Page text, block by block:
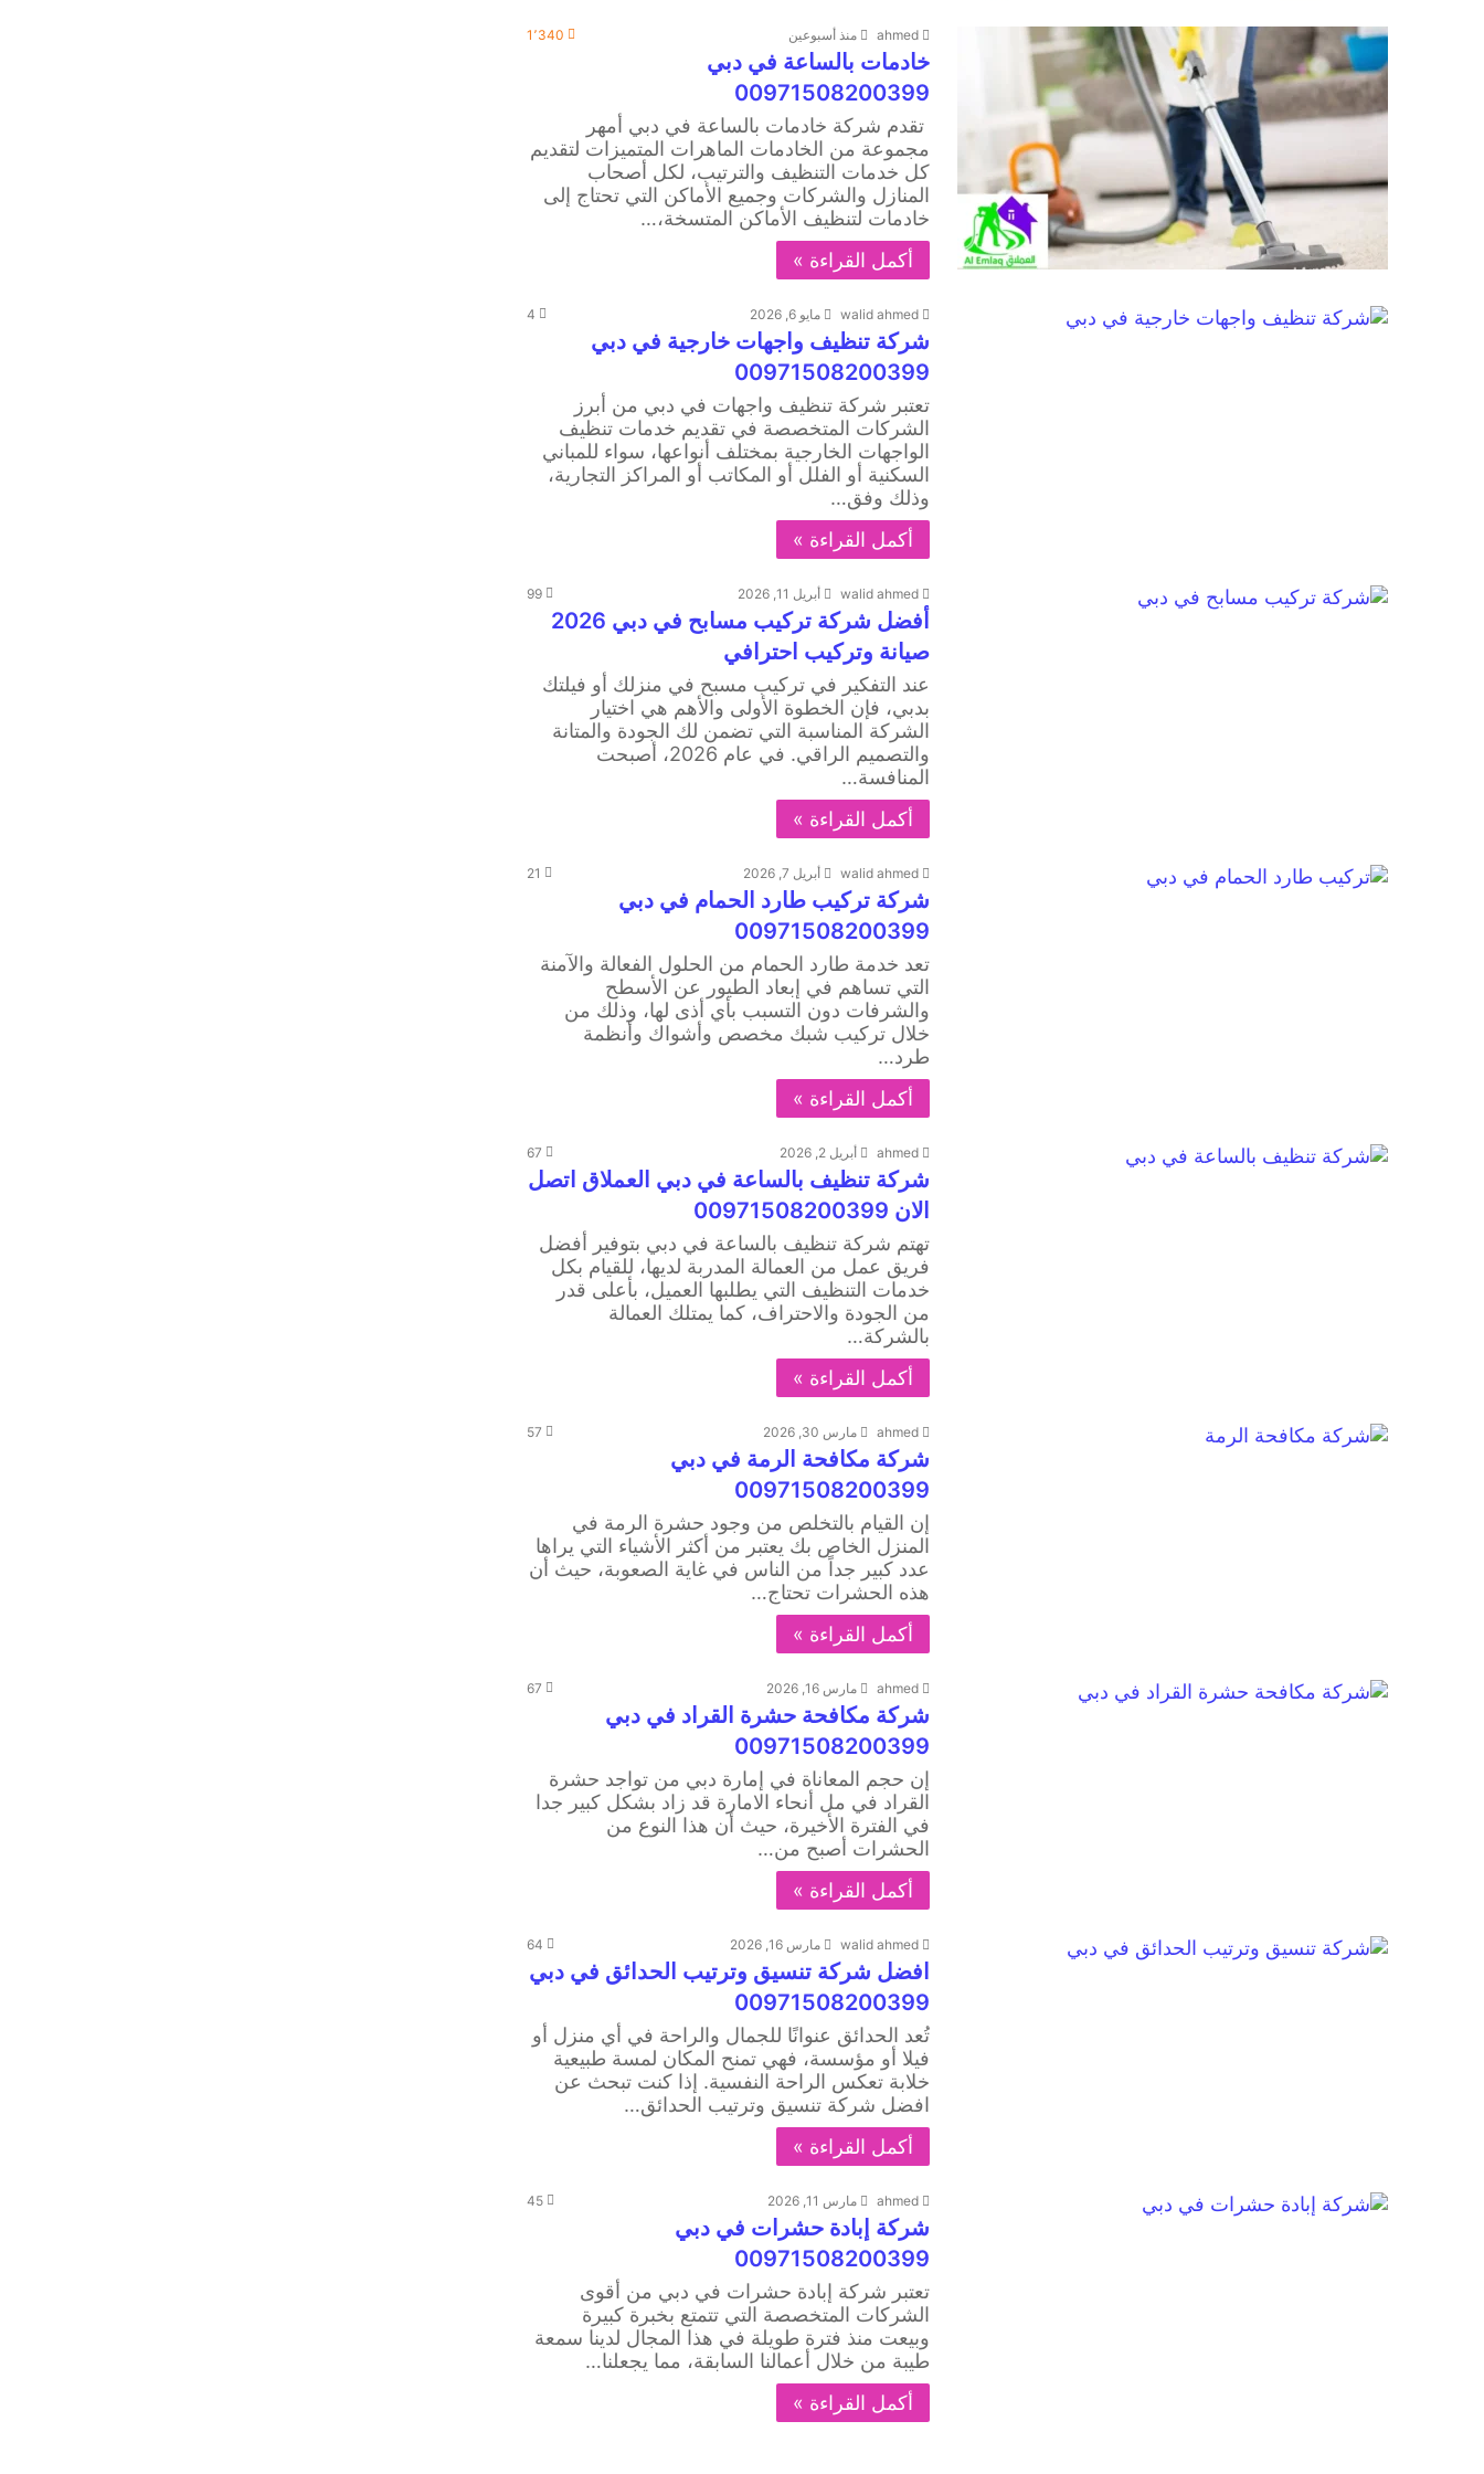
ahmed منذ أسبوعين 1٬340
خادمات بالساعة في دبي
00971508200399
تقدم شركة خادمات بالساعة في دبي أمهر
مجموعة من الخادمات الماهرات المتميزات لتقديم
كل خدمات التنظيف والترتيب، لكل أصحاب
المنازل والشركات وجميع الأماكن التي تحتاج إلى
خادمات لتنظيف الأماكن المتسخة،…
أكمل القراءة »
walid ahmed مايو 6, 2026 4
شركة تنظيف واجهات خارجية في دبي
00971508200399
تعتبر شركة تنظيف واجهات في دبي من أبرز
الشركات المتخصصة في تقديم خدمات تنظيف
الواجهات الخارجية بمختلف أنواعها، سواء للمباني
السكنية أو الفلل أو المكاتب أو المراكز التجارية،
وذلك وفق…
أكمل القراءة »
walid ahmed أبريل 11, 2026 99
أفضل شركة تركيب مسابح في دبي 2026
صيانة وتركيب احترافي
عند التفكير في تركيب مسبح في منزلك أو فيلتك
بدبي، فإن الخطوة الأولى والأهم هي اختيار
الشركة المناسبة التي تضمن لك الجودة والمتانة
والتصميم الراقي. في عام 2026، أصبحت
المنافسة…
أكمل القراءة »
walid ahmed أبريل 7, 2026 21
شركة تركيب طارد الحمام في دبي
00971508200399
تعد خدمة طارد الحمام من الحلول الفعالة والآمنة
التي تساهم في إبعاد الطيور عن الأسطح
والشرفات دون التسبب بأي أذى لها، وذلك من
خلال تركيب شبك مخصص وأشواك وأنظمة
طرد…
أكمل القراءة »
ahmed أبريل 2, 2026 67
شركة تنظيف بالساعة في دبي العملاق اتصل
الان 00971508200399
تهتم شركة تنظيف بالساعة في دبي بتوفير أفضل
فريق عمل من العمالة المدربة لديها، للقيام بكل
خدمات التنظيف التي يطلبها العميل، بأعلى قدر
من الجودة والاحتراف، كما يمتلك العمالة
بالشركة…
أكمل القراءة »
ahmed مارس 30, 2026 57
شركة مكافحة الرمة في دبي
00971508200399
إن القيام بالتخلص من وجود حشرة الرمة في
المنزل الخاص بك يعتبر من أكثر الأشياء التي يراها
عدد كبير جداً من الناس في غاية الصعوبة، حيث أن
هذه الحشرات تحتاج…
أكمل القراءة »
ahmed مارس 16, 2026 67
شركة مكافحة حشرة القراد في دبي
00971508200399
إن حجم المعاناة في إمارة دبي من تواجد حشرة
القراد في مل أنحاء الامارة قد زاد بشكل كبير جدا
في الفترة الأخيرة، حيث أن هذا النوع من
الحشرات أصبح من…
أكمل القراءة »
walid ahmed مارس 16, 2026 64
افضل شركة تنسيق وترتيب الحدائق في دبي
00971508200399
تُعد الحدائق عنوانًا للجمال والراحة في أي منزل أو
فيلا أو مؤسسة، فهي تمنح المكان لمسة طبيعية
خلابة تعكس الراحة النفسية. إذا كنت تبحث عن
افضل شركة تنسيق وترتيب الحدائق…
أكمل القراءة »
ahmed مارس 11, 2026 45
شركة إبادة حشرات في دبي
00971508200399
تعتبر شركة إبادة حشرات في دبي من أقوى
الشركات المتخصصة التي تتمتع بخبرة كبيرة
وبيعت منذ فترة طويلة في هذا المجال لدينا سمعة
طيبة من خلال أعمالنا السابقة، مما يجعلنا…
أكمل القراءة »